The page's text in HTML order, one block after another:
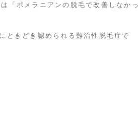
「ポメラニアンの脱毛で改善しなかっ
ときどき認められる難治性脱毛症で